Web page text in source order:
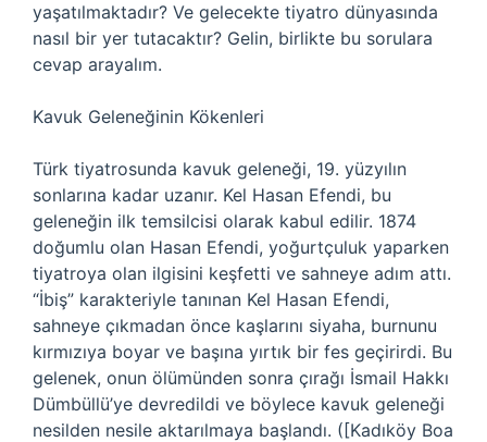
yaşatılmaktadır? Ve gelecekte tiyatro dünyasında
nasıl bir yer tutacaktır? Gelin, birlikte bu sorulara
cevap arayalım.
Kavuk Geleneğinin Kökenleri
Türk tiyatrosunda kavuk geleneği, 19. yüzyılın
sonlarına kadar uzanır. Kel Hasan Efendi, bu
geleneğin ilk temsilcisi olarak kabul edilir. 1874
doğumlu olan Hasan Efendi, yoğurtçuluk yaparken
tiyatroya olan ilgisini keşfetti ve sahneye adım attı.
“İbiş” karakteriyle tanınan Kel Hasan Efendi,
sahneye çıkmadan önce kaşlarını siyaha, burnunu
kırmızıya boyar ve başına yırtık bir fes geçirirdi. Bu
gelenek, onun ölümünden sonra çırağı İsmail Hakkı
Dümbüllü’ye devredildi ve böylece kavuk geleneği
nesilden nesile aktarılmaya başlandı. ([Kadıköy Boa